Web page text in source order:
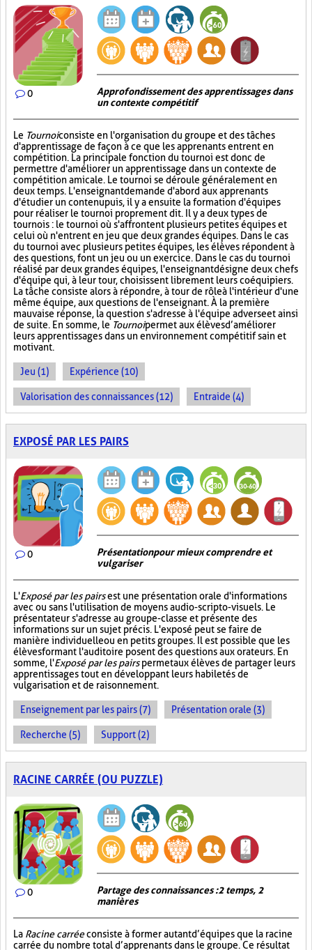
0
Approfondissement des apprentissages dans
un contexte compétitif
Le Tournoiconsiste en l'organisation du groupe et des tâches
d'apprentissage de façon à ce que les apprenants entrent en
compétition. La principale fonction du tournoi est donc de
permettre d'améliorer un apprentissage dans un contexte de
compétition amicale. Le tournoi se déroule généralement en
deux temps. L'enseignant demande d'abord aux apprenants
d'étudier un contenu puis, il y a ensuite la formation d'équipes
pour réaliser le tournoi proprement dit. Il y a deux types de
tournois : le tournoi où s'affrontent plusieurs petites équipes et
celui où n'entrent en jeu que deux grandes équipes. Dans le cas
du tournoi avec plusieurs petites équipes, les élèves répondent à
des questions, font un jeu ou un exercice. Dans le cas du tournoi
réalisé par deux grandes équipes, l'enseignant désigne deux chefs
d'équipe qui, à leur tour, choisissent librement leurs coéquipiers.
La tâche consiste alors à répondre, à tour de rôle à l'intérieur d'une
même équipe, aux questions de l'enseignant. À la première
mauvaise réponse, la question s'adresse à l'équipe adverse et ainsi
de suite. En somme, le Tournoipermet aux élèves d’améliorer
leurs apprentissages dans un environnement compétitif sain et
motivant.
Jeu (1) Expérience (10)
Valorisation des connaissances (12) Entraide (4)
EXPOSÉ PAR LES PAIRS
0
Présentation pour mieux comprendre et
vulgariser
L'Exposé par les pairsest une présentation orale d'informations
avec ou sans l'utilisation de moyens audio-scripto-visuels. Le
présentateur s'adresse au groupe-classe et présente des
informations sur un sujet précis. L'exposé peut se faire de
manière individuelle ou en petits groupes. Il est possible que les
élèves formant l'auditoire posent des questions aux orateurs. En
somme, l'Exposé par les pairspermet aux élèves de partager leurs
apprentissages tout en développant leurs habiletés de
vulgarisation et de raisonnement.
Enseignement par les pairs (7) Présentation orale (3)
Recherche (5) Support (2)
RACINE CARRÉE (OU PUZZLE)
0
Partage des connaissances : 2 temps, 2
manières
La Racine carréeconsiste à former autant d’équipes que la racine
carrée du nombre total d’apprenants dans le groupe. Ce résultat